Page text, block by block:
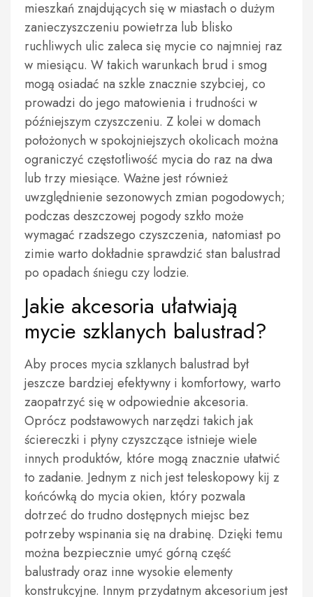
mieszkań znajdujących się w miastach o dużym
zanieczyszczeniu powietrza lub blisko
ruchliwych ulic zaleca się mycie co najmniej raz
w miesiącu. W takich warunkach brud i smog
mogą osiadać na szkle znacznie szybciej, co
prowadzi do jego matowienia i trudności w
późniejszym czyszczeniu. Z kolei w domach
położonych w spokojniejszych okolicach można
ograniczyć częstotliwość mycia do raz na dwa
lub trzy miesiące. Ważne jest również
uwzględnienie sezonowych zmian pogodowych;
podczas deszczowej pogody szkło może
wymagać rzadszego czyszczenia, natomiast po
zimie warto dokładnie sprawdzić stan balustrad
po opadach śniegu czy lodzie.
Jakie akcesoria ułatwiają
mycie szklanych balustrad?
Aby proces mycia szklanych balustrad był
jeszcze bardziej efektywny i komfortowy, warto
zaopatrzyć się w odpowiednie akcesoria.
Oprócz podstawowych narzędzi takich jak
ściereczki i płyny czyszczące istnieje wiele
innych produktów, które mogą znacznie ułatwić
to zadanie. Jednym z nich jest teleskopowy kij z
końcówką do mycia okien, który pozwala
dotrzeć do trudno dostępnych miejsc bez
potrzeby wspinania się na drabinę. Dzięki temu
można bezpiecznie umyć górną część
balustrady oraz inne wysokie elementy
konstrukcyjne. Innym przydatnym akcesorium jest